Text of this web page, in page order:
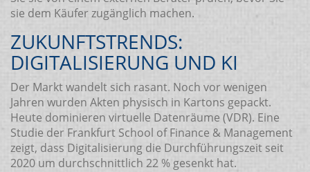
sie dem Käufer zugänglich machen.
ZUKUNFTSTRENDS:
DIGITALISIERUNG UND KI
Der Markt wandelt sich rasant. Noch vor wenigen
Jahren wurden Akten physisch in Kartons gepackt.
Heute dominieren virtuelle Datenräume (VDR). Eine
Studie der Frankfurt School of Finance & Management
zeigt, dass Digitalisierung die Durchführungszeit seit
2020 um durchschnittlich 22 % gesenkt hat.